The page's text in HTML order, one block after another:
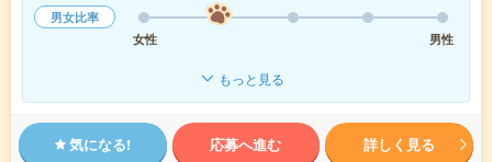
男女比率
女性
男性
もっと見る
気になる! 応募へ進む 詳しく見る